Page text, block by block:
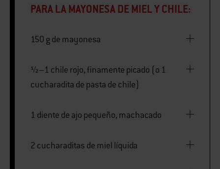
PARA LA MAYONESA DE MIEL Y CHILE:
150 g de mayonesa
½–1 chile rojo, finamente picado (o 1
cucharadita de pasta de chile)
1 diente de ajo pequeño, machacado
2 cucharaditas de miel líquida